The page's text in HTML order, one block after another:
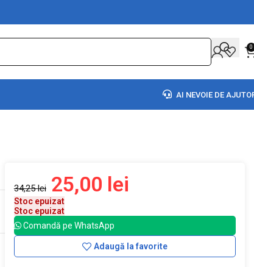
0
AI NEVOIE DE
34,25lei 25,00 lei
Stoc epuizat
Stoc epuizat
Comandă pe WhatsApp
Adaugă la favorite